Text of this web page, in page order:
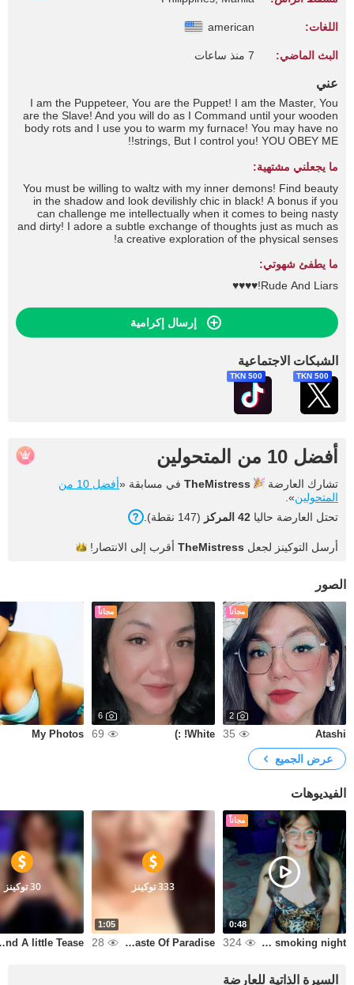
اللغات: american
البث الماضي: 7 منذ ساعات
عني
I am the Puppeteer, You are the Puppet! I am the Master, You
are the Slave! And you will do as I Command until your wooden
body rots and I use you to warm my furnace! You may have no
strings, But I control you! YOU OBEY ME!!
ما يجعلني مشتهية:
You must be willing to waltz with my inner demons! Find beauty
in the shadow and look devilishly chic in black! A bonus if you
can challenge me intellectually when it comes to being nasty
and dirty! I adore a subtle exchange of thoughts just as much as
a creative exploration of the physical senses!
ما يطفئ شهوتي:
Rude And Liars!♥♥♥♥
إرسال إكرامية
الشبكات الاجتماعية
500 TKN
500 TKN
أفضل 10 من المتحولين
تشارك العارضة TheMistress في مسابقة «
أفضل 10 من
المتحولين».
تحتل العارضة حاليا 42 المركز (147 نقطة).
أرسل التوكينز لجعل TheMistress أقرب إلى الانتصار!
الصور
مجاناً
2
Atashi
35
مجاناً
6
White! :)
69
My Photos
عرض الجميع
الفيديوهات
مجاناً
0:48
Just a rainy smoking night
324
1:05
333 توكينز
Sweet Taste Of Paradise
28
30 توكينز
Tease!
السيرة الذاتية للعارضة